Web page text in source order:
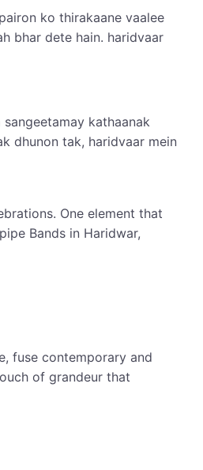
ko thirakaane vaalee
bhar dete hain. haridvaar
kathaanak
dhunon tak, haridvaar mein
One element that
Bands in Haridwar,
fuse contemporary and
of grandeur that